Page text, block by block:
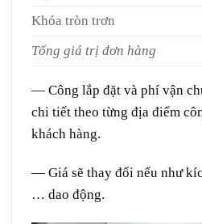
Khóa tròn trơn
Tổng giá trị đơn hàng
— Công lắp đặt và phí vận
chi tiết theo từng địa điểm
khách hàng.
— Giá sẽ thay đổi nếu như
… dao động.